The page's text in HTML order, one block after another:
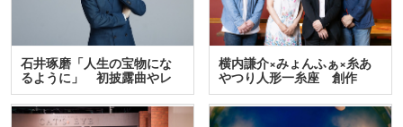
石井琢磨「人生の宝物にな
るように」 初披露曲やレ
ア…
横内謙介×みょんふぁ×糸あ
やつり人形一糸座 創作
人…